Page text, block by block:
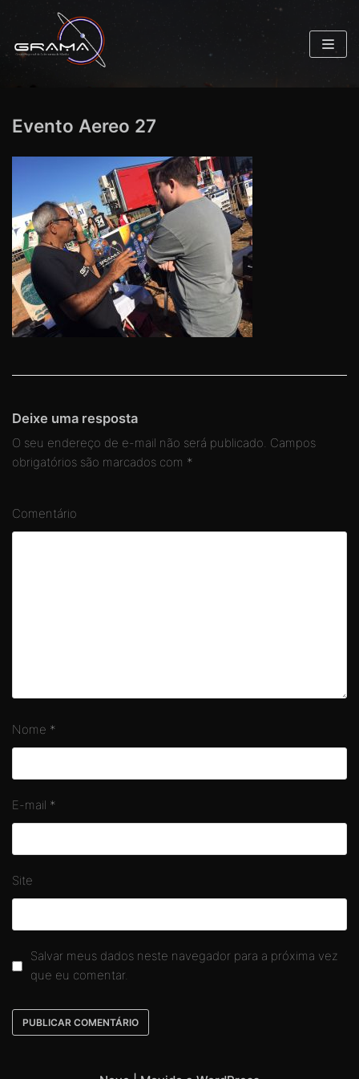
Pular
para
Evento Aereo 27
Deixe uma resposta
O seu endereço de e-mail não será publicado. Campos
obrigatórios são marcados com *
Comentário
Nome *
E-mail *
Site
Salvar meus dados neste navegador para a próxima vez
que eu comentar.